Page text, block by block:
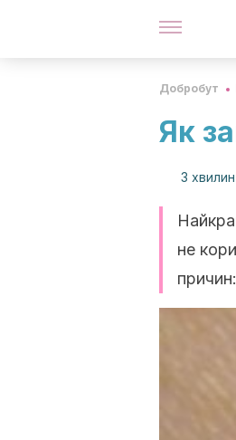
Добробут
Як
3 хвилин
не